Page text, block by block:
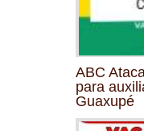
ABC
para
Guaxupé